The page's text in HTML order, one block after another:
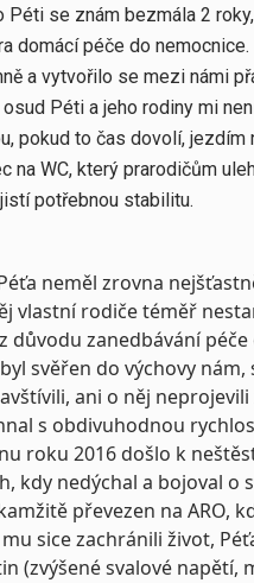
Péti se znám bezmála 2
domácí péče do
a vytvořilo se mezi námi
Péti a jeho rodiny mi
pokud to čas dovolí, jezdím
na WC, který prarodičům
potřebnou stabilitu.
neměl zrovna
vlastní rodiče téměř
důvodu zanedbávání
svěřen do výchovy
ani o něj
s obdivuhodnou
roku 2016 došlo k
kdy nedýchal a bojoval
převezen na ARO,
sice zachránili život,
(zvýšené svalové napětí,